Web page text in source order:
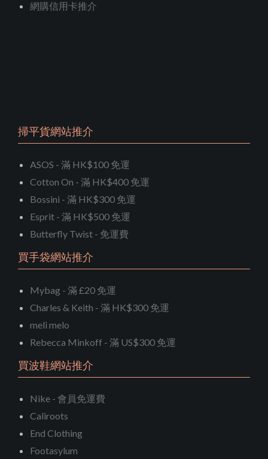
網購信用卡推介
掃平貨網站推介
ASOS - 滿 HK$100 免運
Cotton On - 滿 HK$400 免運
Bossini - 滿 HK$300 免運
Esprit - 滿 HK$500 免運
Butterfly Twist - 免運費
買手袋網站推介
Mybag - 滿 £20 免運
Charles & Keith - 滿 HK$300 免運
meli melo
Rebecca Minkoff - 滿 US$300 免運
買波鞋網站推介
Nike - 會員免運費
Caliroots
End Clothing
Footasylum